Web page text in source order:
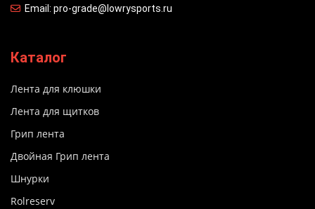
Email: pro-grade@lowrysports.ru
Каталог
Лента для клюшки
Лента для щитков
Грип лента
Двойная Грип лента
Шнурки
Rolreserv